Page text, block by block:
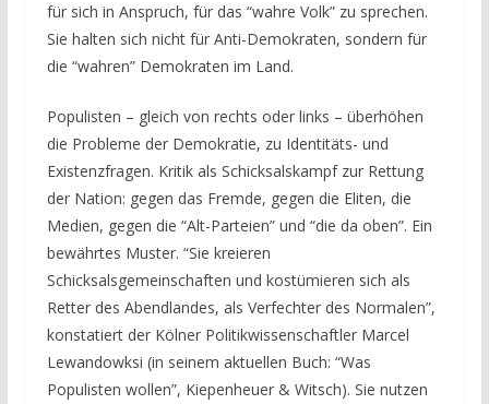
für sich in Anspruch, für das “wahre Volk” zu sprechen.
Sie halten sich nicht für Anti-Demokraten, sondern für
die “wahren” Demokraten im Land.
Populisten – gleich von rechts oder links – überhöhen
die Probleme der Demokratie, zu Identitäts- und
Existenzfragen. Kritik als Schicksalskampf zur Rettung
der Nation: gegen das Fremde, gegen die Eliten, die
Medien, gegen die “Alt-Parteien” und “die da oben”. Ein
bewährtes Muster. “Sie kreieren
Schicksalsgemeinschaften und kostümieren sich als
Retter des Abendlandes, als Verfechter des Normalen”,
konstatiert der Kölner Politikwissenschaftler Marcel
Lewandowksi (in seinem aktuellen Buch: “Was
Populisten wollen”, Kiepenheuer & Witsch). Sie nutzen